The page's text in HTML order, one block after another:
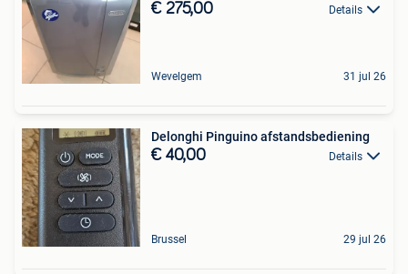
€ 275,00 Details
Wevelgem 31 jul 26
Delonghi Pinguino afstandsbediening
€ 40,00 Details
Brussel 29 jul 26